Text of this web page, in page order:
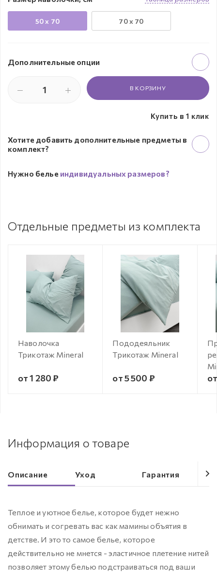
50 х 70 70 х 70
Дополнительные опции
В КОРЗИНУ
Купить в 1 клик
Хотите добавить дополнительные предметы в
комплект?
Нужно белье индивидуальных размеров?
Отдельные предметы из комплекта
Наволочка
Трикотаж Mineral
от 1 280 ₽
Пододеяльник
Трикотаж Mineral
от 5 500 ₽
Информация о товаре
Описание Уход Гарантия
Теплое и уютное белье, которое будет нежно
обнимать и согревать вас как мамины объятия в
детстве. И это то самое белье, которое
действительно не мнется - эластичное плетение нитей
позволяет этому белью подстраиваться под ваши